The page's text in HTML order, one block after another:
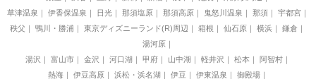
草津温泉
伊香保温泉 日光 那須塩原 那須高原 鬼怒川温泉 那須
宇都宮
秩父
鴨川・勝浦 東京ディズニーランド(R)周辺 箱根 仙石原 横浜
鎌倉
湯河原
湯沢
富山市 金沢 河口湖 甲府 山中湖 軽井沢 松本
阿智村
熱海
伊豆高原 浜松・浜名湖 伊豆 伊東温泉
御殿場